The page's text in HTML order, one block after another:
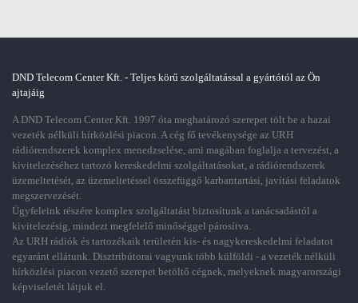
DND Telecom Center Kft. - Teljes körű szolgáltatással a gyártótól az Ön
ajtajáig
A DND Telecom Center Kft. 1997 óta meghatározó szerepet tölt be a hazai
vezeték nélküli hírközlési piacon. A cég fő tevékenysége az URH
rádiórendszerek komplex menedzselése, ami magában foglalja a tervezést, a
kivitelezéséhez tartozó kereskedelmi szolgáltatásokat, a rádiórendszerek
üzemeltetését, az üzemeltetéssel összefüggő karbantartási, javítási feladatok
megszervezését.
Ügyfeleink részére komplex szolgáltatást biztosítunk a tanácsadástól a
kivitelezésig, mindezt megfelelő minőséggel párosítva.
Az URH rádiók és tartozékaik területén kis- és nagykereskedelmi feladatot
egyaránt ellátunk. Disztribútorai vagyunk több külföldi - a vezeték nélküli
hírközlési piacon vezető szerepet betöltő cégnek, melyeknek magyarországi
képviseletét látjuk el.